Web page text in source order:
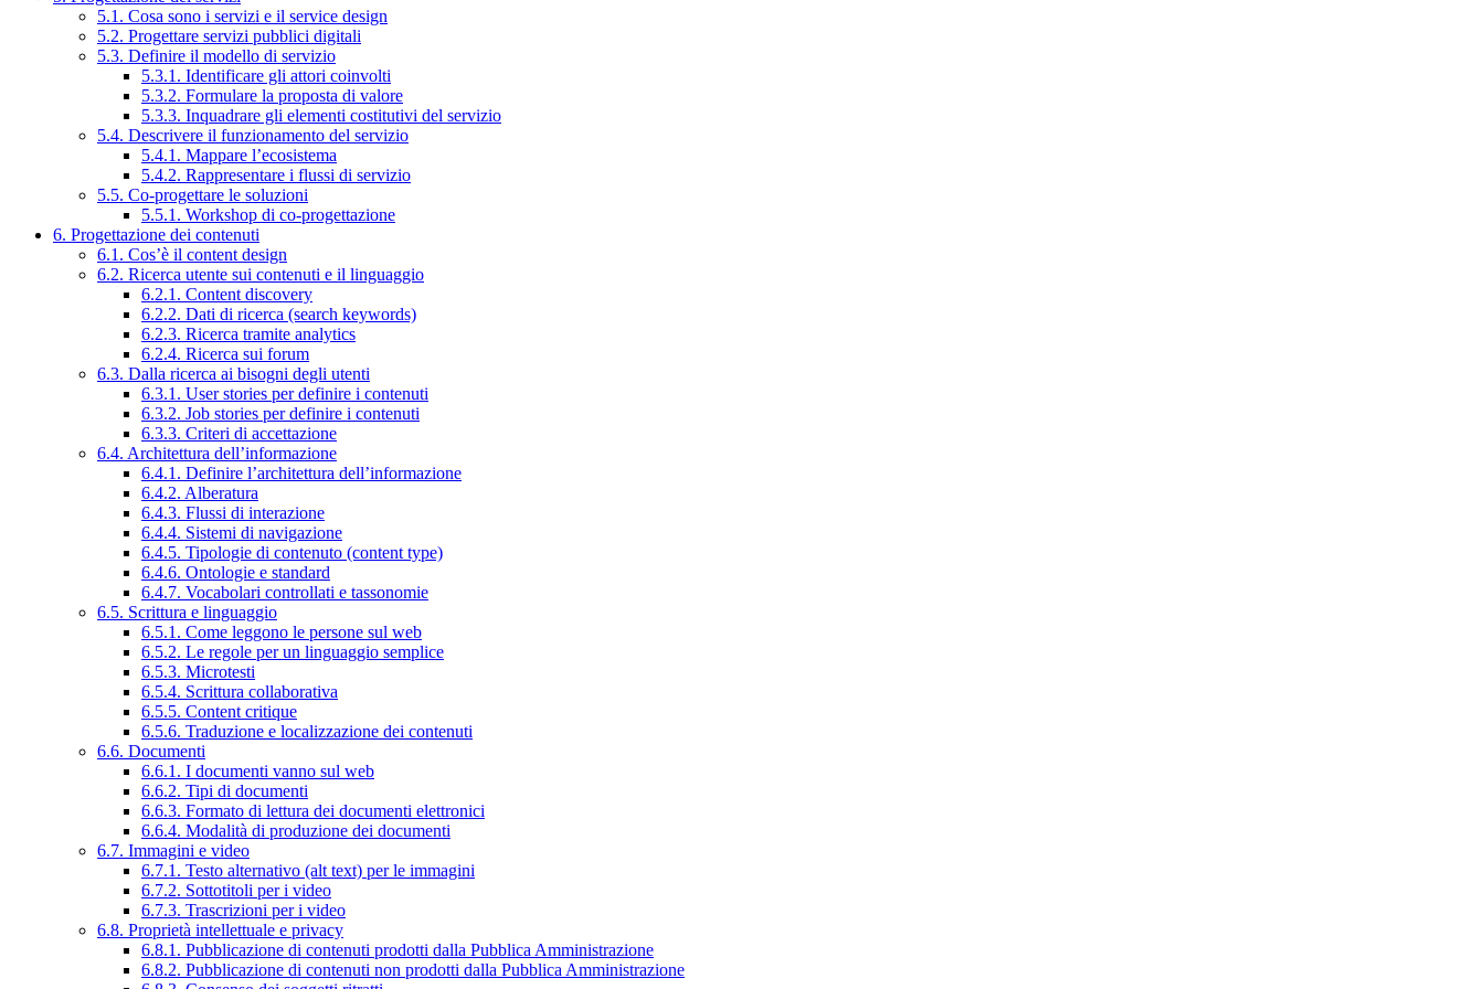
5.1. Cosa sono i servizi e il service design
5.2. Progettare servizi pubblici digitali
5.3. Definire il modello di servizio
5.3.1. Identificare gli attori coinvolti
5.3.2. Formulare la proposta di valore
5.3.3. Inquadrare gli elementi costitutivi del servizio
5.4. Descrivere il funzionamento del servizio
5.4.1. Mappare l’ecosistema
5.4.2. Rappresentare i flussi di servizio
5.5. Co-progettare le soluzioni
5.5.1. Workshop di co-progettazione
6. Progettazione dei contenuti
6.1. Cos’è il content design
6.2. Ricerca utente sui contenuti e il linguaggio
6.2.1. Content discovery
6.2.2. Dati di ricerca (search keywords)
6.2.3. Ricerca tramite analytics
6.2.4. Ricerca sui forum
6.3. Dalla ricerca ai bisogni degli utenti
6.3.1. User stories per definire i contenuti
6.3.2. Job stories per definire i contenuti
6.3.3. Criteri di accettazione
6.4. Architettura dell’informazione
6.4.1. Definire l’architettura dell’informazione
6.4.2. Alberatura
6.4.3. Flussi di interazione
6.4.4. Sistemi di navigazione
6.4.5. Tipologie di contenuto (content type)
6.4.6. Ontologie e standard
6.4.7. Vocabolari controllati e tassonomie
6.5. Scrittura e linguaggio
6.5.1. Come leggono le persone sul web
6.5.2. Le regole per un linguaggio semplice
6.5.3. Microtesti
6.5.4. Scrittura collaborativa
6.5.5. Content critique
6.5.6. Traduzione e localizzazione dei contenuti
6.6. Documenti
6.6.1. I documenti vanno sul web
6.6.2. Tipi di documenti
6.6.3. Formato di lettura dei documenti elettronici
6.6.4. Modalità di produzione dei documenti
6.7. Immagini e video
6.7.1. Testo alternativo (alt text) per le immagini
6.7.2. Sottotitoli per i video
6.7.3. Trascrizioni per i video
6.8. Proprietà intellettuale e privacy
6.8.1. Pubblicazione di contenuti prodotti dalla Pubblica Amministrazione
6.8.2. Pubblicazione di contenuti non prodotti dalla Pubblica Amministrazione